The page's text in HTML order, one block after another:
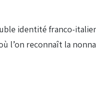
identité franco-
reconnaît la